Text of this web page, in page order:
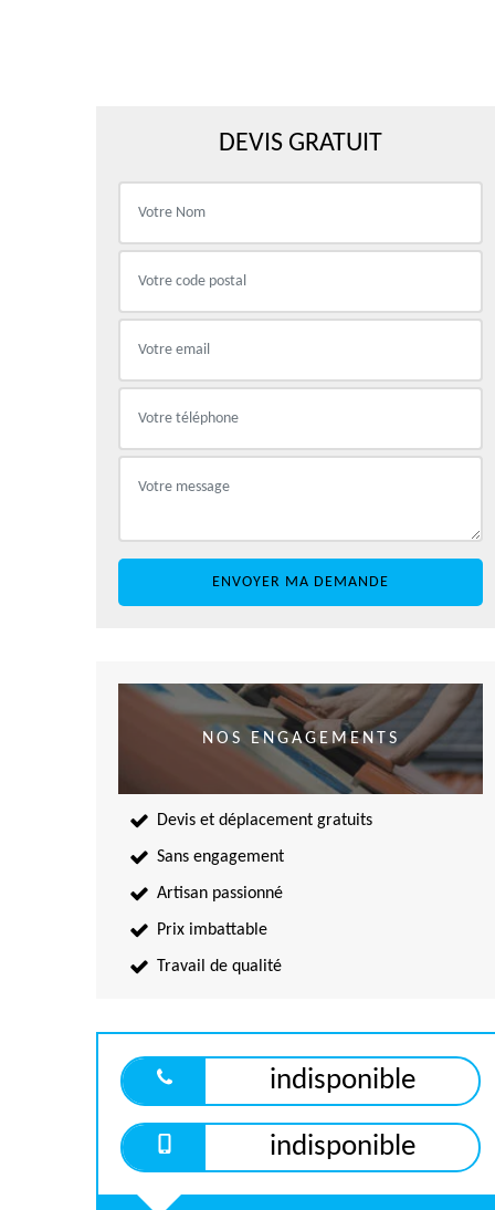
DEVIS GRATUIT
NOS ENGAGEMENTS
Devis et déplacement gratuits
Sans engagement
Artisan passionné
Prix imbattable
Travail de qualité
indisponible
indisponible